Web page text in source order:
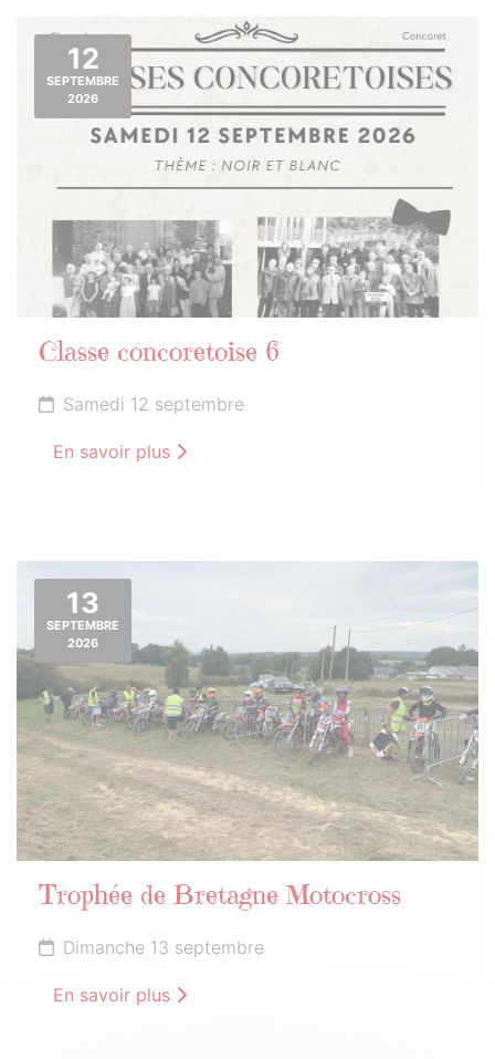
12
SEPTEMBRE
2026
Classe concoretoise 6
Samedi 12 septembre
En savoir plus
13
SEPTEMBRE
2026
Trophée de Bretagne Motocross
Dimanche 13 septembre
En savoir plus